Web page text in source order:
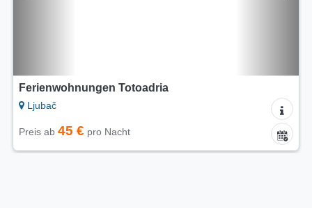
Ferienwohnungen Totoadria
Ljubač
Preis ab 45 € pro Nacht